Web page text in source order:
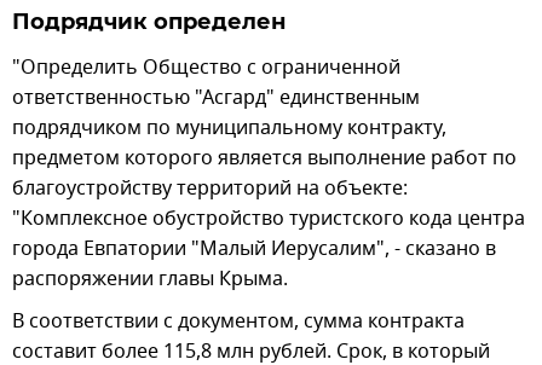
Подрядчик определен
"Определить Общество с ограниченной
ответственностью "Асгард" единственным
подрядчиком по муниципальному контракту,
предметом которого является выполнение работ по
благоустройству территорий на объекте:
"Комплексное обустройство туристского кода центра
города Евпатории "Малый Иерусалим", - сказано в
распоряжении главы Крыма.
В соответствии с документом, сумма контракта
составит более 115,8 млн рублей. Срок, в который